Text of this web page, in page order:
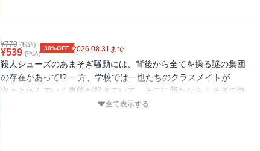
¥770 (税込)
¥539 (税込)
30%OFF 2026.08.31 まで
殺人シューズのあまそぎ騒動には、背後から全てを操る謎の集団
の存在があって!? 一方、学校では一也たちのクラスメイトが
次々と休んでいく事態が起きていて、そこに新たなあまそぎの気
配を感じる桐葉。お悩み相談室のメンバーと真相を探るうちに発
全て表示する